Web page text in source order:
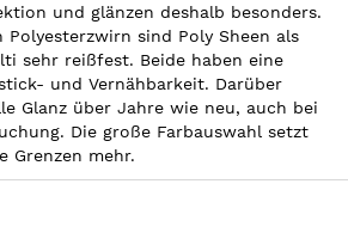
und glänzen deshalb besonders.
sind Poly Sheen als
sehr reißfest. Beide haben eine
und Vernähbarkeit. Darüber
Glanz über Jahre wie neu, auch bei
Die große Farbauswahl setzt
Grenzen mehr.